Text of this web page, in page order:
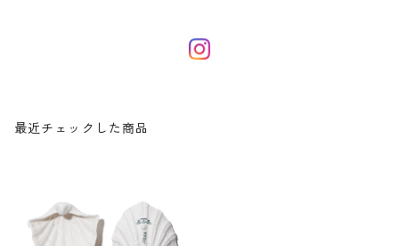
最近チェックした商品